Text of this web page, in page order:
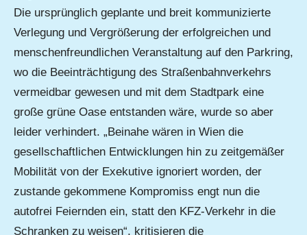
Die ursprünglich geplante und breit kommunizierte
Verlegung und Vergrößerung der erfolgreichen und
menschenfreundlichen Veranstaltung auf den Parkring,
wo die Beeinträchtigung des Straßenbahnverkehrs
vermeidbar gewesen und mit dem Stadtpark eine
große grüne Oase entstanden wäre, wurde so aber
leider verhindert. „Beinahe wären in Wien die
gesellschaftlichen Entwicklungen hin zu zeitgemäßer
Mobilität von der Exekutive ignoriert worden, der
zustande gekommene Kompromiss engt nun die
autofrei Feiernden ein, statt den KFZ-Verkehr in die
Schranken zu weisen“, kritisieren die